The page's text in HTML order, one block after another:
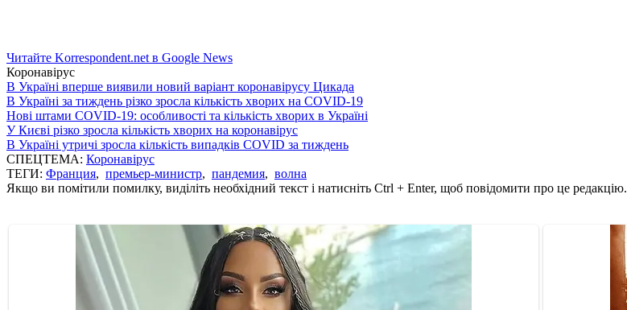
Читайте Korrespondent.net в Google News
Коронавірус
В Україні вперше виявили новий варіант коронавірусу Цикада
В Україні за тиждень різко зросла кількість хворих на COVID-19
Нові штами COVID-19: особливості та кількість хворих в Україні
У Києві різко зросла кількість хворих на коронавірус
В Україні утричі зросла кількість випадків COVID за тиждень
СПЕЦТЕМА: Коронавірус
ТЕГИ: Франция, премьер-министр, пандемия, волна
Якщо ви помітили помилку, виділіть необхідний текст і натисніть Ctrl + Enter, щоб повідомити про це редакцію.